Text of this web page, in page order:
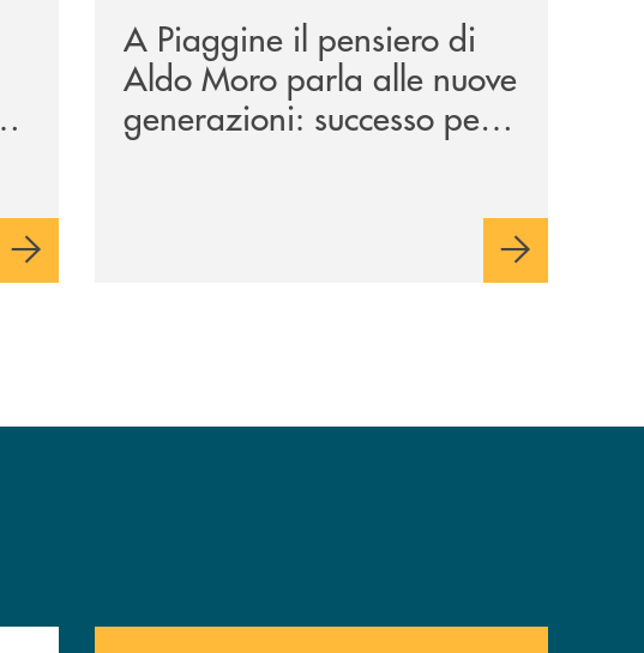
A Piaggine il pensiero di
Aldo Moro parla alle nuove
generazioni: successo per
l’iniziativa della Banca